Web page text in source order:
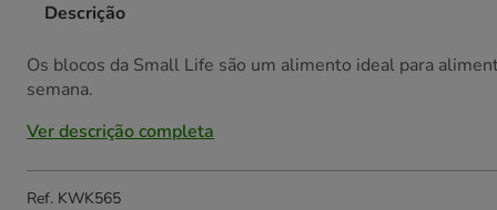
Descrição
Os blocos da Small Life são um alimento ideal para
semana.
Ver descrição completa
Ref. KWK565